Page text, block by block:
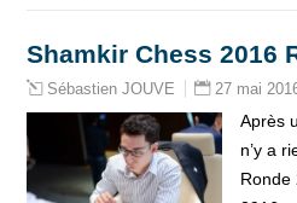
Shamkir Chess 2016
Sébastien JOUVE 27 mai
Après
n’y a
Ronde